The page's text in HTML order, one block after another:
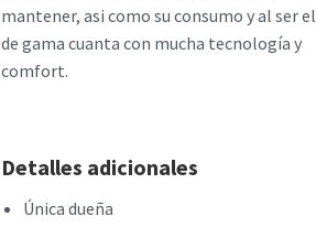
mantener, asi como su consumo y al ser
de gama cuanta con mucha tecnología y
comfort.
Detalles adicionales
Única dueña